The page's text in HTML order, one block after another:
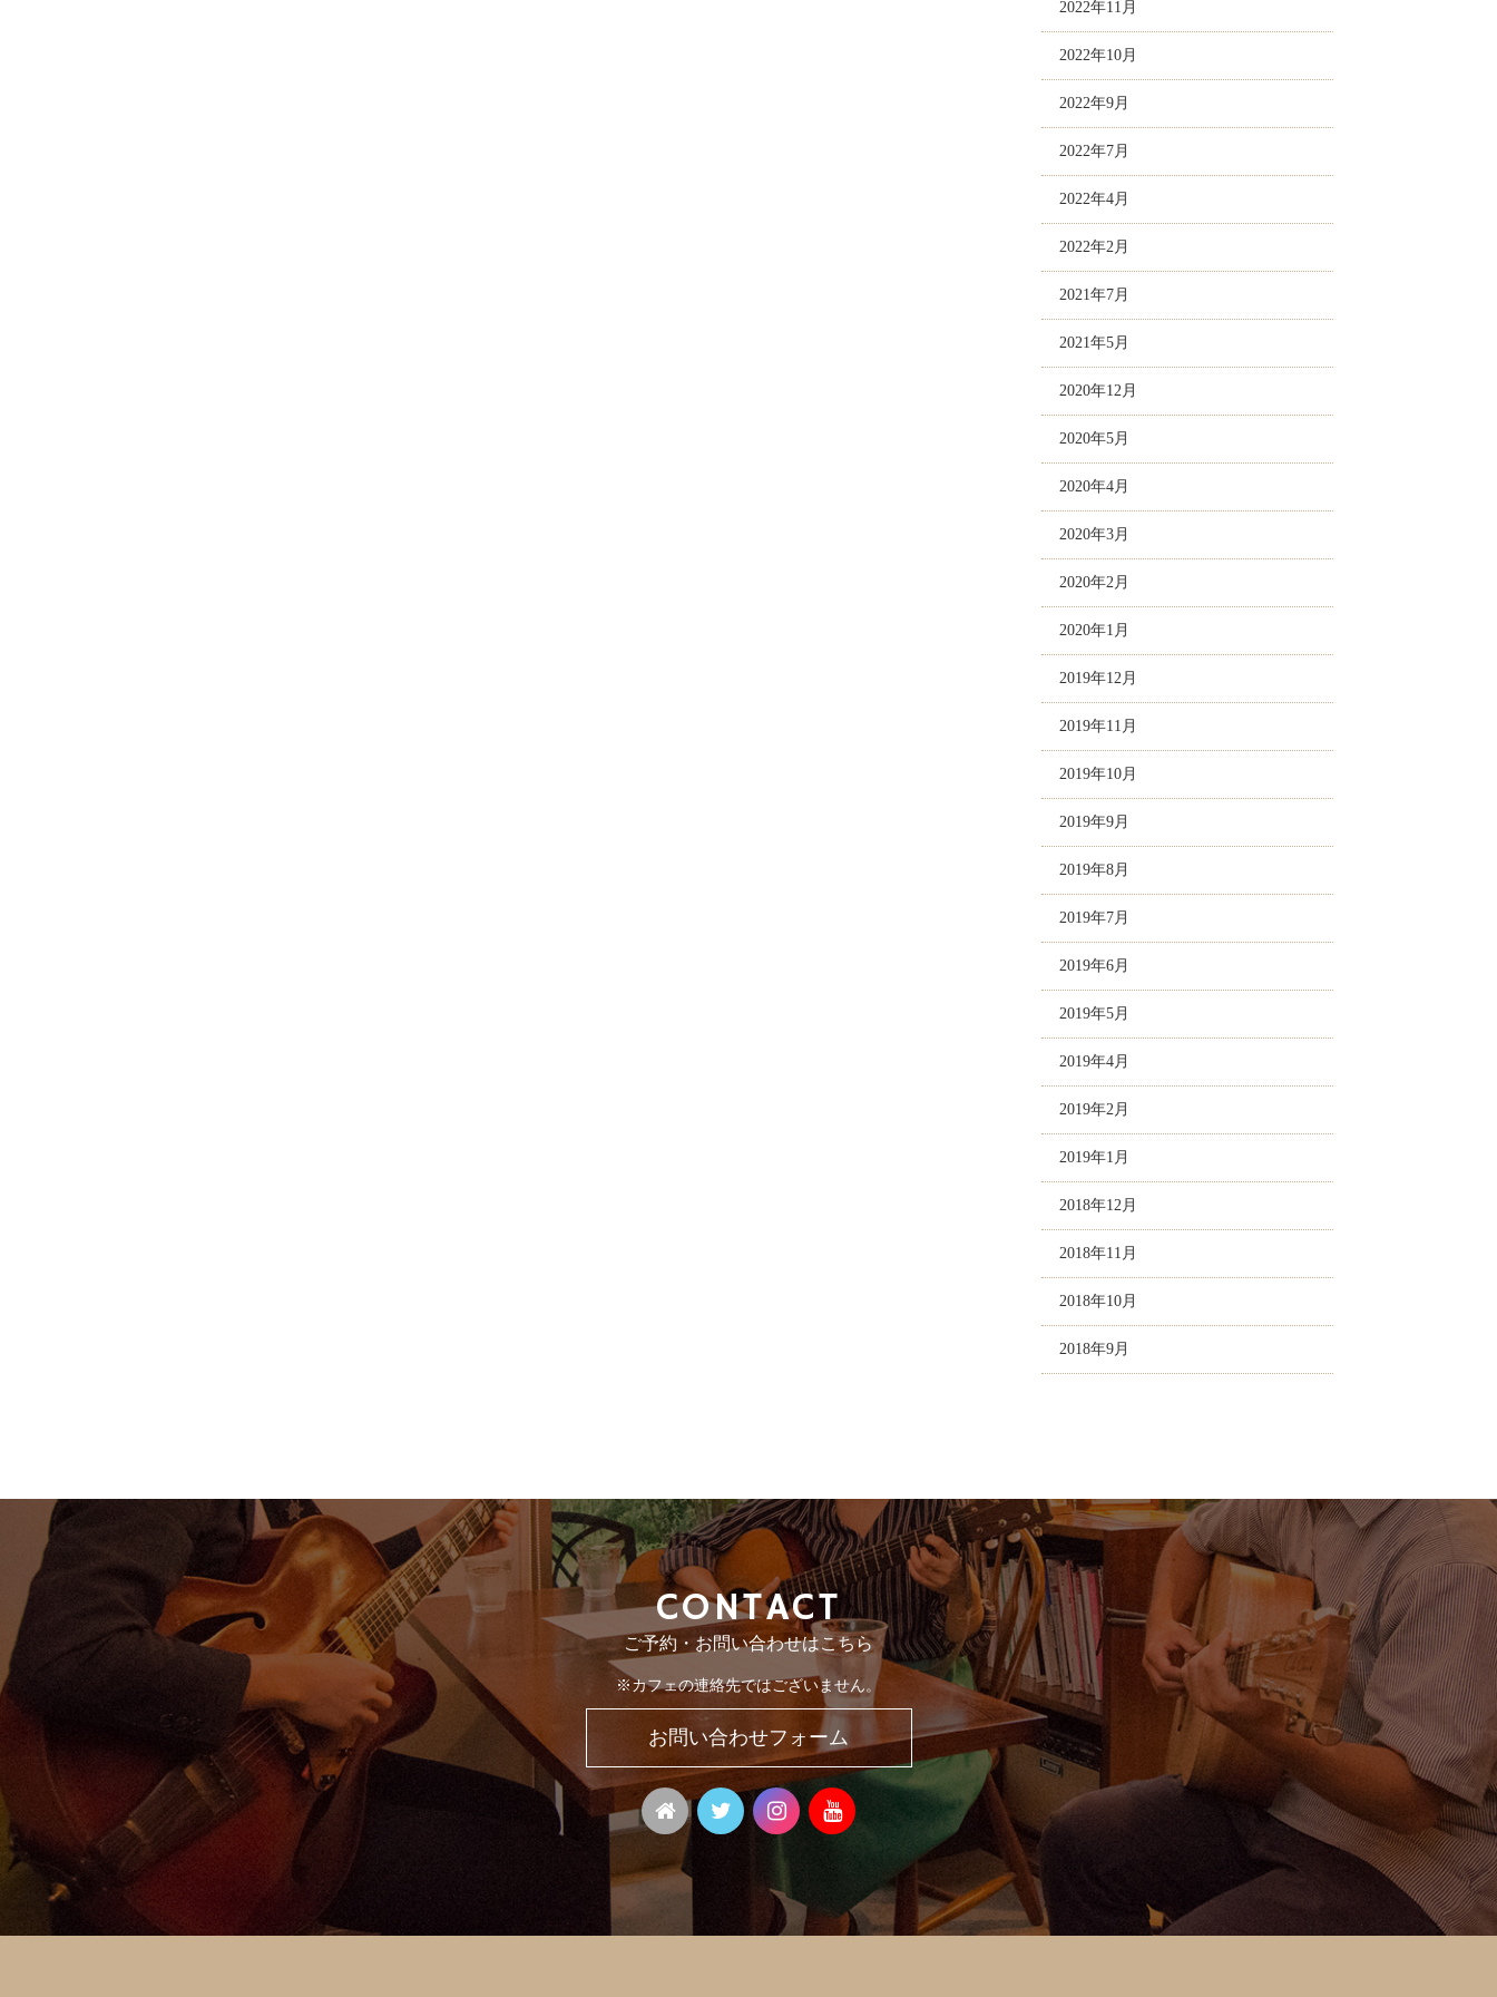
2022年11月
2022年10月
2022年9月
2022年7月
2022年4月
2022年2月
2021年7月
2021年5月
2020年12月
2020年5月
2020年4月
2020年3月
2020年2月
2020年1月
2019年12月
2019年11月
2019年10月
2019年9月
2019年8月
2019年7月
2019年6月
2019年5月
2019年4月
2019年2月
2019年1月
2018年12月
2018年11月
2018年10月
2018年9月
CONTACT
ご予約・お問い合わせはこちら
※カフェの連絡先ではございません。
お問い合わせフォーム